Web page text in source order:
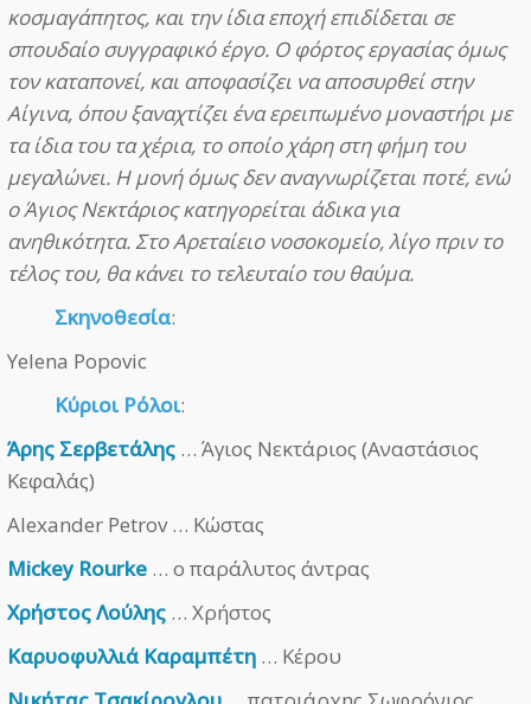
κοσμαγάπητος, και την ίδια εποχή επιδίδεται σε
σπουδαίο συγγραφικό έργο. Ο φόρτος εργασίας όμως
τον καταπονεί, και αποφασίζει να αποσυρθεί στην
Αίγινα, όπου ξαναχτίζει ένα ερειπωμένο μοναστήρι με
τα ίδια του τα χέρια, το οποίο χάρη στη φήμη του
μεγαλώνει. Η μονή όμως δεν αναγνωρίζεται ποτέ, ενώ
ο Άγιος Νεκτάριος κατηγορείται άδικα για
ανηθικότητα. Στο Αρεταίειο νοσοκομείο, λίγο πριν το
τέλος του, θα κάνει το τελευταίο του θαύμα.
Σκηνοθεσία:
Yelena Popovic
Κύριοι Ρόλοι:
Άρης Σερβετάλης … Άγιος Νεκτάριος (Αναστάσιος
Κεφαλάς)
Alexander Petrov … Κώστας
Mickey Rourke … ο παράλυτος άντρας
Χρήστος Λούλης … Χρήστος
Καρυοφυλλιά Καραμπέτη … Κέρου